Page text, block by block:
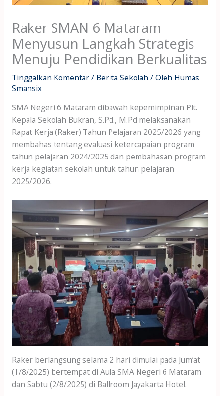
Raker SMAN 6 Mataram
Menyusun Langkah Strategis
Menuju Pendidikan Berkualitas
Tinggalkan Komentar/ Berita Sekolah / Oleh Humas
Smansix
SMA Negeri 6 Mataram dibawah kepemimpinan Plt.
Kepala Sekolah Bukran, S.Pd., M.Pd melaksanakan
Rapat Kerja (Raker) Tahun Pelajaran 2025/2026 yang
membahas tentang evaluasi ketercapaian program
tahun pelajaran 2024/2025 dan pembahasan program
kerja kegiatan sekolah untuk tahun pelajaran
2025/2026.
Raker berlangsung selama 2 hari dimulai pada Jum’at
(1/8/2025) bertempat di Aula SMA Negeri 6 Mataram
dan Sabtu (2/8/2025) di Ballroom Jayakarta Hotel.